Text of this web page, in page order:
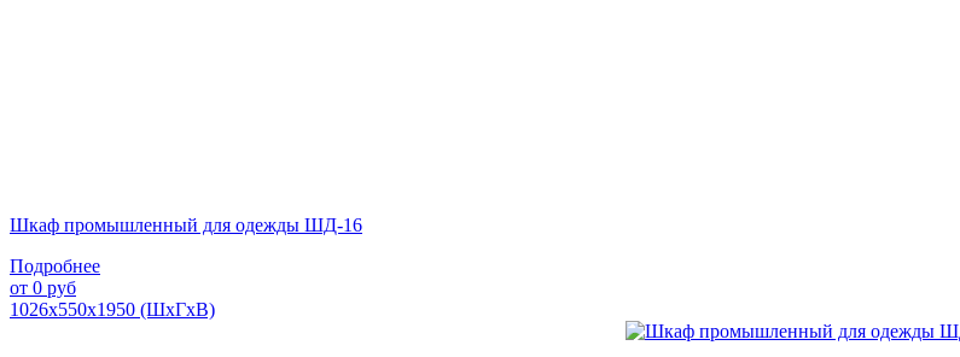
Шкаф промышленный для одежды ШД-16
Подробнее
от 0 руб
1026х550х1950 (ШхГхВ)